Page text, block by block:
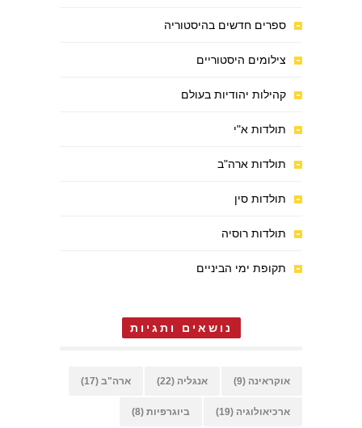
ספרים חדשים בהיסטוריה
צילומים היסטוריים
קהילות יהודיות בעולם
תולדות א"י
תולדות ארה"ב
תולדות סין
תולדות רוסיה
תקופת ימי הביניים
נושאים ותגיות
אוקראינה (9) אנגליה (22) ארה"ב (17)
ארכיאולוגיה (19) ביוגרפיות (8)